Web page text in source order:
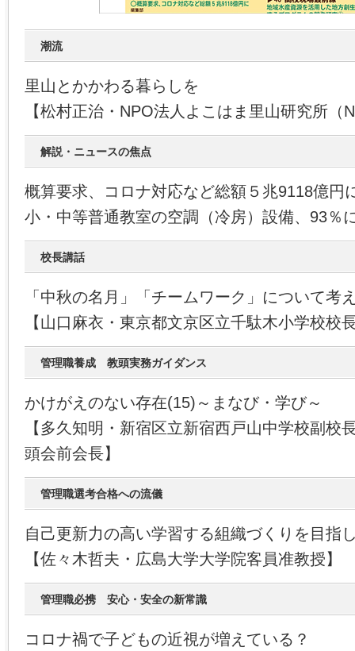
潮流
里山とかかわる暮らしを
【松村正治・NPO法人よこはま里山研究所（
解説・ニュースの焦点
概算要求、コロナ対応など総額５兆9118億円
小・中等普通教室の空調（冷房）設備、93％
校長講話
「中秋の名月」「チームワーク」について考
【山口麻衣・東京都文京区立千駄木小学校校
管理職養成 教頭実務ガイダンス
かけがえのない存在(15)～まなび・学び～
【多久知明・新宿区立新宿西戸山中学校副校
頭会前会長】
管理職選考合格への流儀
自己更新力の高い学習する組織づくりを目指
【佐々木哲夫・広島大学大学院客員准教授】
管理職必携 安心・安全の新常識
コロナ禍で子どもの近視が増えている？